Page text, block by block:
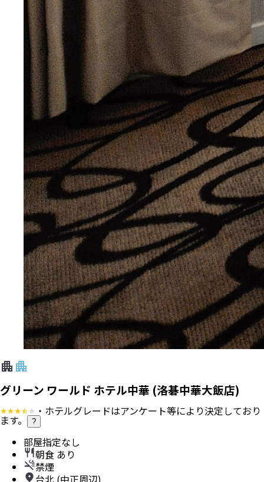
グリーン ワールド ホテル中華 (洛碁中華大飯店)
・ホテルグレードはアンケート等により決定しており
ます。 ?
部屋指定なし
朝食 あり
禁煙
台北 (中正周辺)